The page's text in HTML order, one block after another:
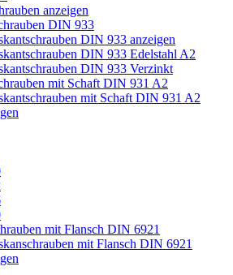
anzeigen
DIN 933
DIN 933 anzeigen
DIN 933 Edelstahl A2
DIN 933 Verzinkt
mit Schaft DIN 931 A2
mit Schaft DIN 931 A2
mit Flansch DIN 6921
mit Flansch DIN 6921